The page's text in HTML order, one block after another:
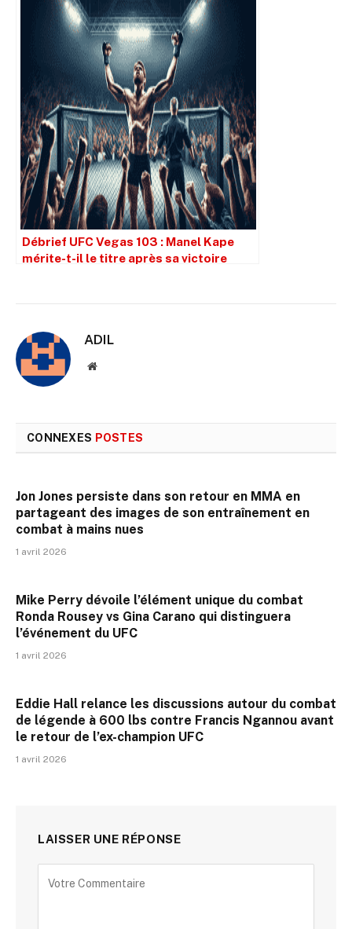
Débrief UFC Vegas 103 : Manel Kape
mérite-t-il le titre après sa victoire
ADIL
Site
CONNEXES POSTES
Jon Jones persiste dans son retour en MMA en
partageant des images de son entraînement en
combat à mains nues
1 avril 2026
Mike Perry dévoile l’élément unique du combat
Ronda Rousey vs Gina Carano qui distinguera
l’événement du UFC
1 avril 2026
Eddie Hall relance les discussions autour du combat
de légende à 600 lbs contre Francis Ngannou avant
le retour de l’ex-champion UFC
1 avril 2026
LAISSER UNE RÉPONSE